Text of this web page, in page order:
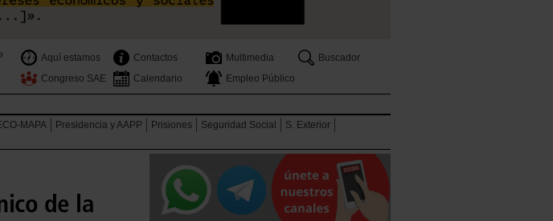
Aquí estamos Contactos Multimedia
Buscador
Congreso SAE
Calendario Empleo Público
MAPA Presidencia y AAPP Prisiones Seguridad Social
S. Exterior
de la